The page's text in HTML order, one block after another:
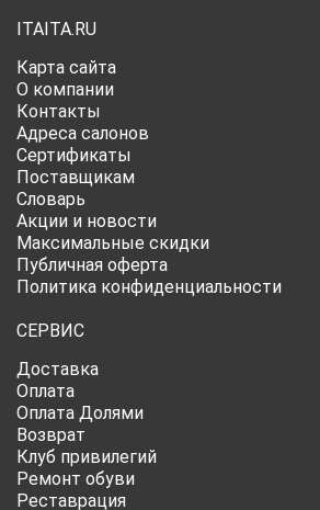
ITAITA.RU
Карта сайта
О компании
Контакты
Адреса салонов
Сертификаты
Поставщикам
Словарь
Акции и новости
Максимальные скидки
Публичная оферта
Политика конфиденциальности
СЕРВИС
Доставка
Оплата
Оплата Долями
Возврат
Клуб привилегий
Ремонт обуви
Реставрация